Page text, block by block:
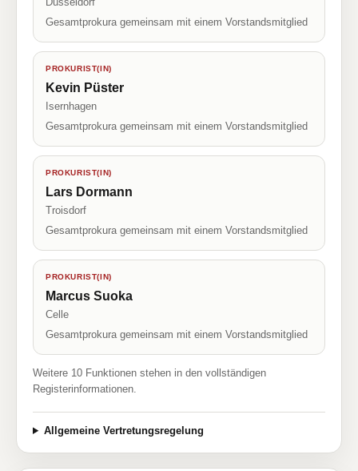
Gesamtprokura gemeinsam mit einem Vorstandsmitglied
PROKURIST(IN)
Kevin Püster
Isernhagen
Gesamtprokura gemeinsam mit einem Vorstandsmitglied
PROKURIST(IN)
Lars Dormann
Troisdorf
Gesamtprokura gemeinsam mit einem Vorstandsmitglied
PROKURIST(IN)
Marcus Suoka
Celle
Gesamtprokura gemeinsam mit einem Vorstandsmitglied
Weitere 10 Funktionen stehen in den vollständigen
Registerinformationen.
Allgemeine Vertretungsregelung